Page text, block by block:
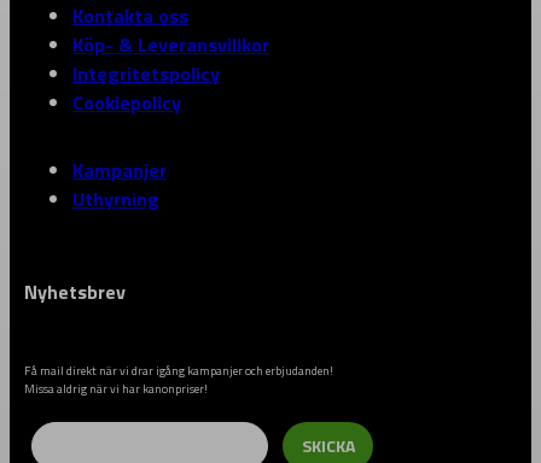
Kontakta oss
Köp- & Leveransvillkor
Integritetspolicy
Cookiepolicy
Kampanjer
Uthyrning
Nyhetsbrev
Få mail direkt när vi drar igång kampanjer och erbjudanden!
Missa aldrig när vi har kanonpriser!
Email
SKICKA